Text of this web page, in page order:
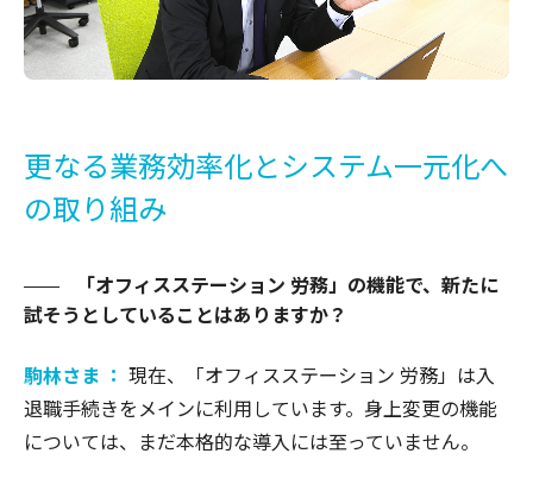
更なる業務効率化とシステム一元化へ
の取り組み
「オフィスステーション 労務」の機能で、新たに
試そうとしていることはありますか？
駒林さま ： 現在、「オフィスステーション 労務」は入
退職手続きをメインに利用しています。身上変更の機能
については、まだ本格的な導入には至っていません。